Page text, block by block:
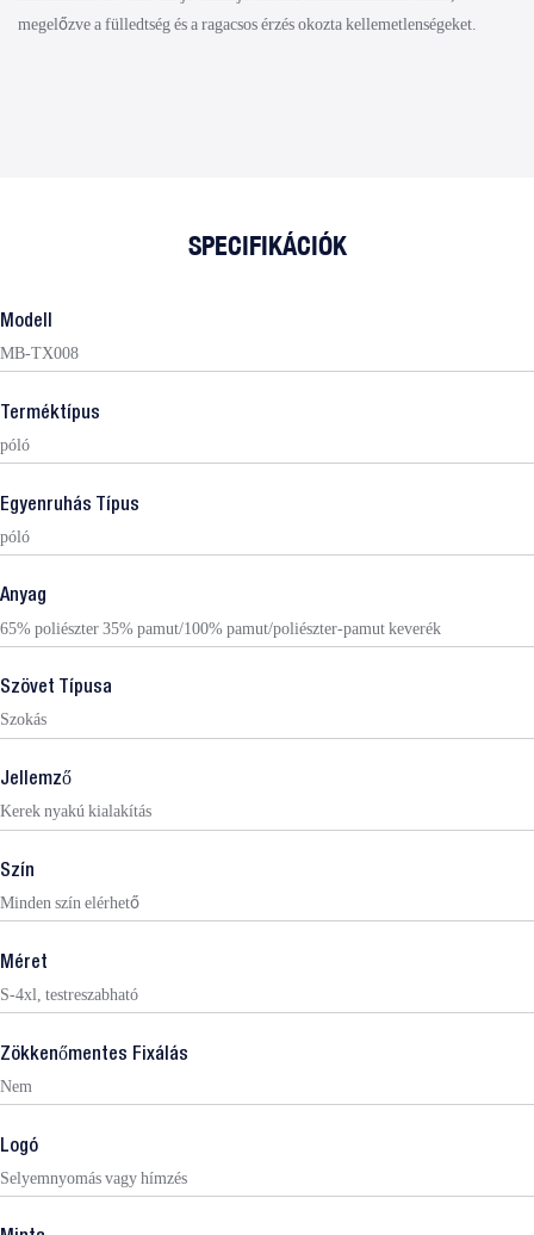
megelőzve a fülledtség és a ragacsos érzés okozta kellemetlenségeket.
SPECIFIKÁCIÓK
Modell
MB-TX008
Terméktípus
póló
Egyenruhás Típus
póló
Anyag
65% poliészter 35% pamut/100% pamut/poliészter-pamut keverék
Szövet Típusa
Szokás
Jellemző
Kerek nyakú kialakítás
Szín
Minden szín elérhető
Méret
S-4xl, testreszabható
Zökkenőmentes Fixálás
Nem
Logó
Selyemnyomás vagy hímzés